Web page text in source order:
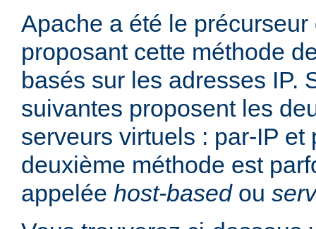
Apache a été le
proposant cette méthode
basés sur les adresses IP.
suivantes proposent les
serveurs virtuels : par-IP et
deuxième méthode est
appelée host-basedou